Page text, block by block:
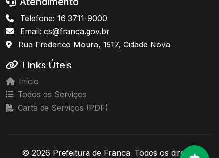
Telefone: 16 3711-9000
Email: cs@franca.gov.br
Rua Frederico Moura, 1517, Cidade Nova
Links Úteis
Início
Todos os Serviços
Carta de Serviços (PDF)
© 2026 Prefeitura de Franca. Todos os direitos